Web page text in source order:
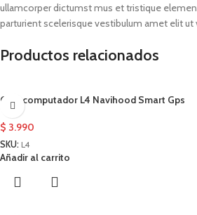
ullamcorper dictumst mus et tristique
parturient scelerisque vestibulum amet elit ut
Productos relacionados
Ciclocomputador L4 Navihood Smart Gps
$ 3.990
SKU: L4
Añadir al carrito